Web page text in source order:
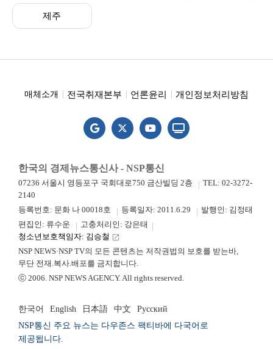
제주
매체소개 전국취재본부 언론윤리 개인정보처리방침
한국의 경제뉴스통신사 - NSP통신
07236 서울시 영등포구 국회대로750 금산빌딩 2층
TEL: 02-3272-
2140
등록번호: 문화 나 00018호
등록일자: 2011.6.29
발행인: 김정태
편집인: 류수운
고충처리인: 강은태
청소년보호책임자: 김승철 launch
NSP NEWS·NSP TV의 모든 콘텐츠는 저작권법의 보호를 받는바,
무단 전재.복사.배포를 금지합니다.
ⓒ 2006. NSP NEWS AGENCY. All rights reserved.
한국어 English 日本語 中文
Русский
NSP통신 주요 뉴스는 다우존스 팩티바에 다국어로
제공됩니다.